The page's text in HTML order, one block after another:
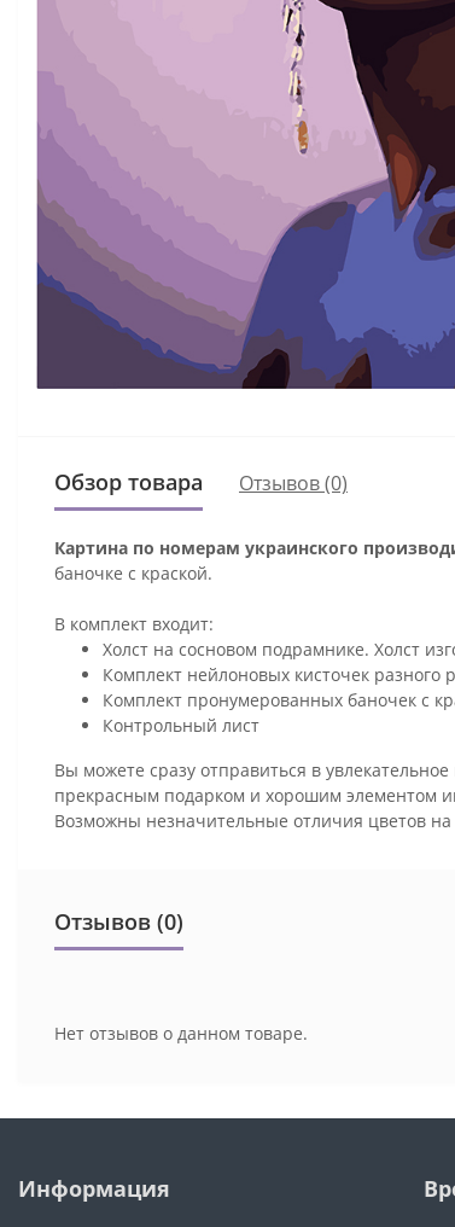
Обзор товара Отзывов (0)
Картина по номерам украинского
баночке с краской.
В комплект входит:
Холст на сосновом подрамнике. Холст
Комплект нейлоновых кисточек разного
Комплект пронумерованных баночек с
Контрольный лист
Вы можете сразу отправиться в
прекрасным подарком и хорошим элементом
Возможны незначительные отличия цветов
Отзывов (0)
Нет отзывов о данном товаре.
Информация